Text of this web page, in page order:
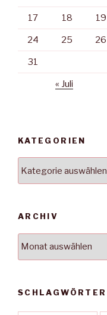
17 18 19
24 25 26
31
« Juli
KATEGORIEN
ARCHIV
SCHLAGWÖRTER